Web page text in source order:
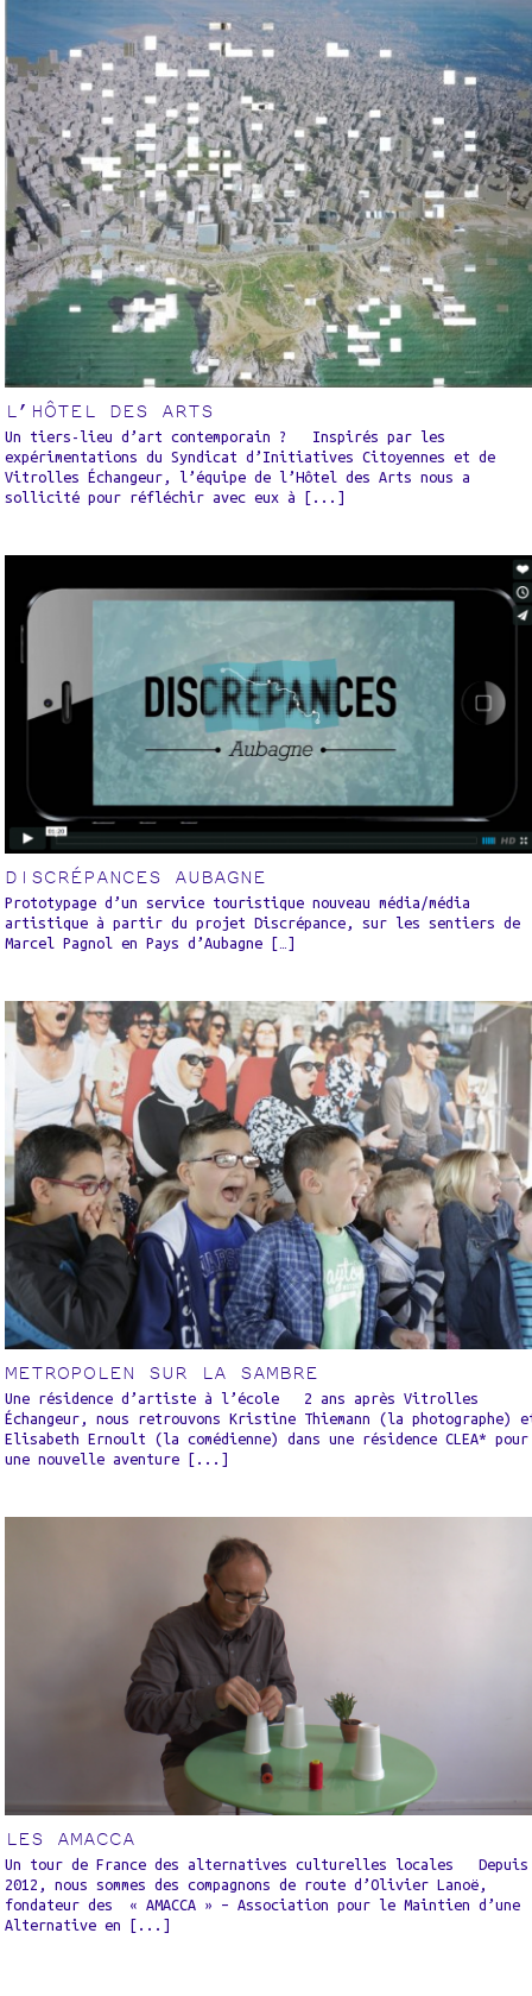
L’HÔTEL DES ARTS
Un tiers-lieu d’art contemporain ? Inspirés par les
expérimentations du Syndicat d’Initiatives Citoyennes et de
Vitrolles Échangeur, l’équipe de l’Hôtel des Arts nous a
sollicité pour réfléchir avec eux à [...]
DISCRÉPANCES AUBAGNE
Prototypage d’un service touristique nouveau média/média
artistique à partir du projet Discrépance, sur les sentiers de
Marcel Pagnol en Pays d’Aubagne […]
METROPOLEN SUR LA SAMBRE
Une résidence d’artiste à l’école 2 ans après Vitrolles
Échangeur, nous retrouvons Kristine Thiemann (la photographe)
Elisabeth Ernoult (la comédienne) dans une résidence CLEA* pour
une nouvelle aventure [...]
LES AMACCA
Un tour de France des alternatives culturelles locales Depuis
2012, nous sommes des compagnons de route d’Olivier Lanoë,
fondateur des « AMACCA » – Association pour le Maintien d’une
Alternative en [...]